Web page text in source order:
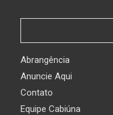
Abrangência
Anuncie Aqui
Contato
Equipe Cabiúna